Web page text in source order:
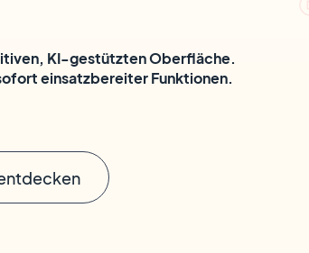
KI-gestützten Oberfläche.
einsatzbereiter Funktionen.